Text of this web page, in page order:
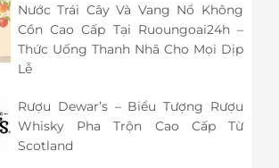
Nước Trái Cây Và Vang Nổ Không
Cồn Cao Cấp Tại Ruoungoai24h –
Thức Uống Thanh Nhã Cho Mọi Dịp
Lễ
Rượu Dewar’s – Biểu Tượng Rượu
Whisky Pha Trộn Cao Cấp Từ
Scotland